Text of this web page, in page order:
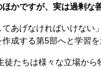
かですが、実は過剰な
あげなければいけない
成する第5部へと学習を
たちは様々な立場から